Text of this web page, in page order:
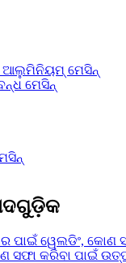
ଆଲୁମିନିୟମ୍ ମେସିନ୍
ମେସିନ୍
କରିବା ପାଇଁ